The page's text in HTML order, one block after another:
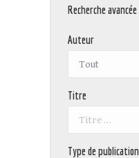
Recherche avancée
Auteur
Titre
Type de publication